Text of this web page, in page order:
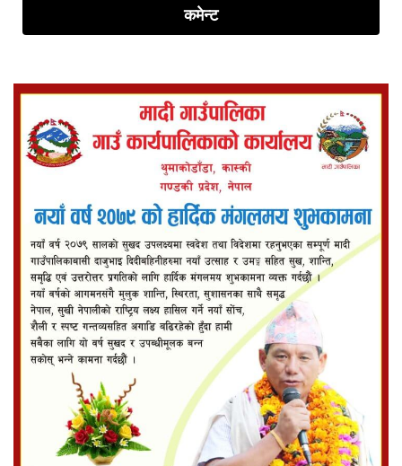
कमेन्ट